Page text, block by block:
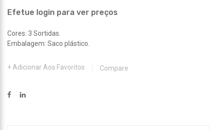
Efetue login para ver preços
Cores: 3 Sortidas.
Embalagem: Saco plástico.
Adicionar Aos Favoritos Compare